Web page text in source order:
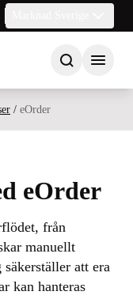
/ eOrder
eOrder
från
manuellt
att era
kan hanteras